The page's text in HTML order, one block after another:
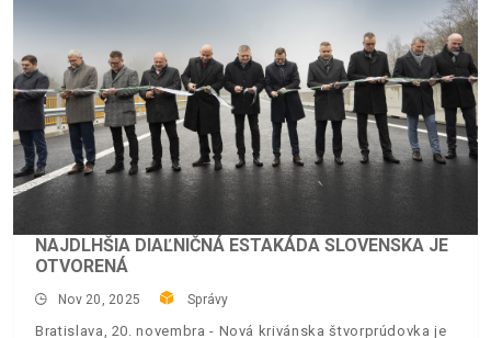
NAJDLHŠIA DIAĽNIČNÁ ESTAKÁDA SLOVENSKA JE
OTVORENÁ
Nov 20, 2025 Správy
Bratislava, 20. novembra - Nová krivánska štvorprúdovka je